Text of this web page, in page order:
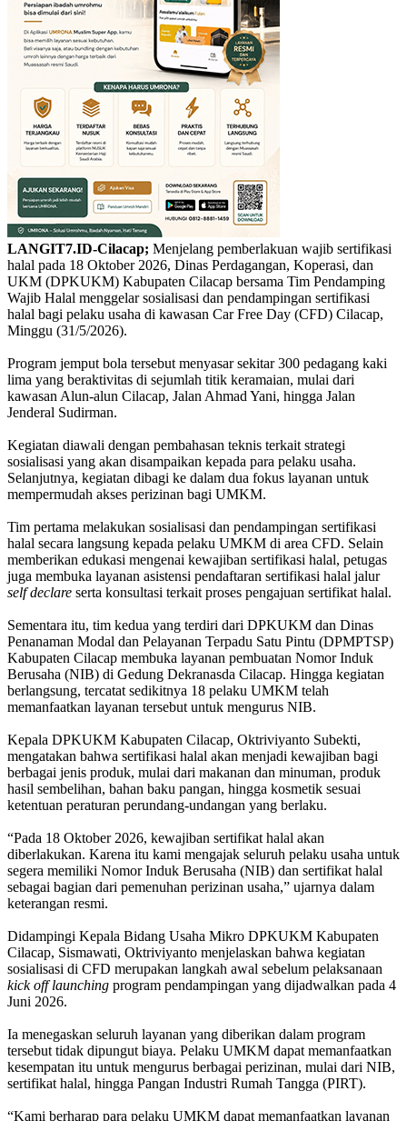
LANGIT7.ID-Cilacap; Menjelang pemberlakuan wajib sertifikasi
halal pada 18 Oktober 2026, Dinas Perdagangan, Koperasi, dan
UKM (DPKUKM) Kabupaten Cilacap bersama Tim Pendamping
Wajib Halal menggelar sosialisasi dan pendampingan sertifikasi
halal bagi pelaku usaha di kawasan Car Free Day (CFD) Cilacap,
Minggu (31/5/2026).
Program jemput bola tersebut menyasar sekitar 300 pedagang kaki
lima yang beraktivitas di sejumlah titik keramaian, mulai dari
kawasan Alun-alun Cilacap, Jalan Ahmad Yani, hingga Jalan
Jenderal Sudirman.
Kegiatan diawali dengan pembahasan teknis terkait strategi
sosialisasi yang akan disampaikan kepada para pelaku usaha.
Selanjutnya, kegiatan dibagi ke dalam dua fokus layanan untuk
mempermudah akses perizinan bagi UMKM.
Tim pertama melakukan sosialisasi dan pendampingan sertifikasi
halal secara langsung kepada pelaku UMKM di area CFD. Selain
memberikan edukasi mengenai kewajiban sertifikasi halal, petugas
juga membuka layanan asistensi pendaftaran sertifikasi halal jalur
self declare serta konsultasi terkait proses pengajuan sertifikat halal.
Sementara itu, tim kedua yang terdiri dari DPKUKM dan Dinas
Penanaman Modal dan Pelayanan Terpadu Satu Pintu (DPMPTSP)
Kabupaten Cilacap membuka layanan pembuatan Nomor Induk
Berusaha (NIB) di Gedung Dekranasda Cilacap. Hingga kegiatan
berlangsung, tercatat sedikitnya 18 pelaku UMKM telah
memanfaatkan layanan tersebut untuk mengurus NIB.
Kepala DPKUKM Kabupaten Cilacap, Oktriviyanto Subekti,
mengatakan bahwa sertifikasi halal akan menjadi kewajiban bagi
berbagai jenis produk, mulai dari makanan dan minuman, produk
hasil sembelihan, bahan baku pangan, hingga kosmetik sesuai
ketentuan peraturan perundang-undangan yang berlaku.
“Pada 18 Oktober 2026, kewajiban sertifikat halal akan
diberlakukan. Karena itu kami mengajak seluruh pelaku usaha untuk
segera memiliki Nomor Induk Berusaha (NIB) dan sertifikat halal
sebagai bagian dari pemenuhan perizinan usaha,” ujarnya dalam
keterangan resmi.
Didampingi Kepala Bidang Usaha Mikro DPKUKM Kabupaten
Cilacap, Sismawati, Oktriviyanto menjelaskan bahwa kegiatan
sosialisasi di CFD merupakan langkah awal sebelum pelaksanaan
kick off launching program pendampingan yang dijadwalkan pada 4
Juni 2026.
Ia menegaskan seluruh layanan yang diberikan dalam program
tersebut tidak dipungut biaya. Pelaku UMKM dapat memanfaatkan
kesempatan itu untuk mengurus berbagai perizinan, mulai dari NIB,
sertifikat halal, hingga Pangan Industri Rumah Tangga (PIRT).
“Kami berharap para pelaku UMKM dapat memanfaatkan layanan